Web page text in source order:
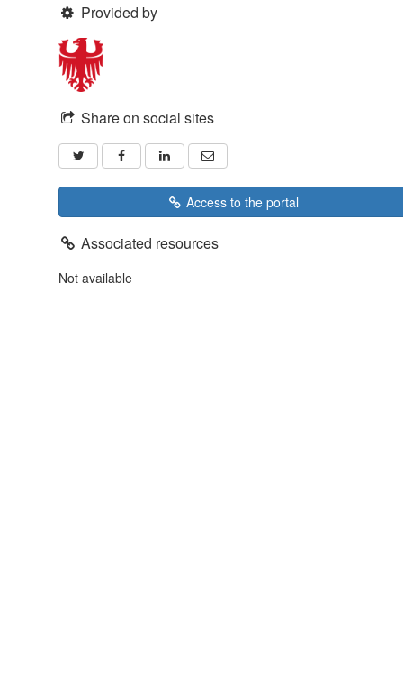
Provided by
Share on social sites
Access to the portal
Associated resources
Not available